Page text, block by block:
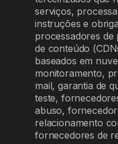
serviços,
instruções e
processadores de
de conteúdo
baseados em
monitoramento,
mail, garantia de
teste,
abuso,
relacionamento
fornecedores de